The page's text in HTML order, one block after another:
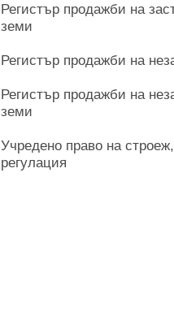
Регистър продажби на
земи
Регистър продажби на
Регистър продажби на
земи
Учредено право на
регулация